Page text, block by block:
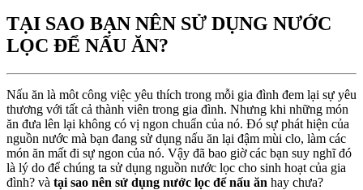
TẠI SAO BẠN NÊN SỬ DỤNG NƯỚC
LỌC ĐỂ NẤU ĂN?
Nấu ăn là môt công việc yêu thích trong mỗi gia đình đem lại sự yêu
thương với tất cả thành viên trong gia đình. Nhưng khi những món
ăn đưa lên lại không có vị ngon chuẩn của nó. Đó sự phát hiện của
nguồn nước mà bạn đang sử dụng nấu ăn lại đậm mùi clo, làm các
món ăn mất đi sự ngon của nó. Vậy đã bao giờ các bạn suy nghĩ đó
là lý do để chúng ta sử dụng nguồn nước lọc cho sinh hoạt của gia
đình? và tại sao nên sử dụng nước lọc để nấu ăn hay chưa?